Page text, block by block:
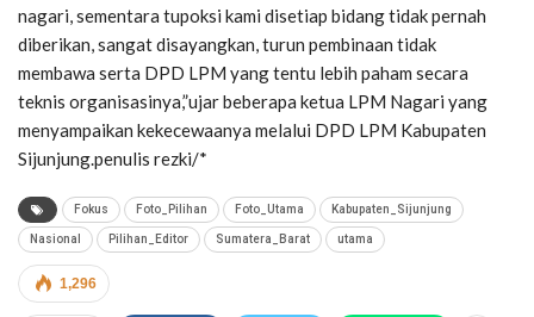
nagari, sementara tupoksi kami disetiap bidang tidak pernah
diberikan, sangat disayangkan, turun pembinaan tidak
membawa serta DPD LPM yang tentu lebih paham secara
teknis organisasinya,”ujar beberapa ketua LPM Nagari yang
menyampaikan kekecewaanya melalui DPD LPM Kabupaten
Sijunjung.penulis rezki/*
Fokus Foto_Pilihan Foto_Utama Kabupaten_Sijunjung
Nasional Pilihan_Editor Sumatera_Barat utama
1,296